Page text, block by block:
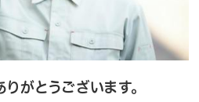
がとうございます。